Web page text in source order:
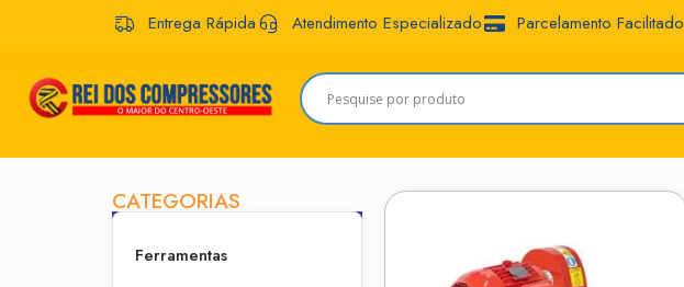
Entrega Rápida Atendimento Especializado Parcelamento Facilitado
CATEGORIAS
Ferramentas